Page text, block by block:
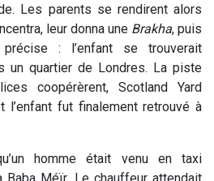
Les parents se rendirent alors
leur donna une Brakha, puis
: l’enfant se trouverait
un quartier de Londres. La piste
coopérèrent, Scotland Yard
l’enfant fut finalement retrouvé à
homme était venu en taxi
Méïr. Le chauffeur attendait